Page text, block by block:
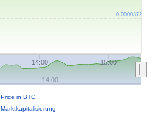
14:00 15:00
Price in BTC
Marktkapitalisierung
14:00
0.0000372